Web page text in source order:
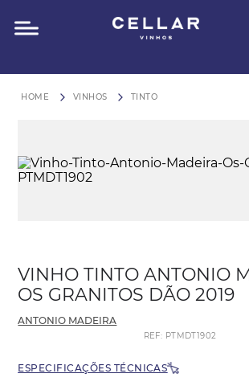
VINHOS TINTO
VINHO TINTO ANTONIO
OS GRANITOS DÃO 2019
ANTONIO MADEIRA
REF: PTMDT1902
ESPECIFICAÇÕES TÉCNICAS